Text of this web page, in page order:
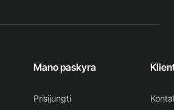
Mano paskyra
Prisijungti